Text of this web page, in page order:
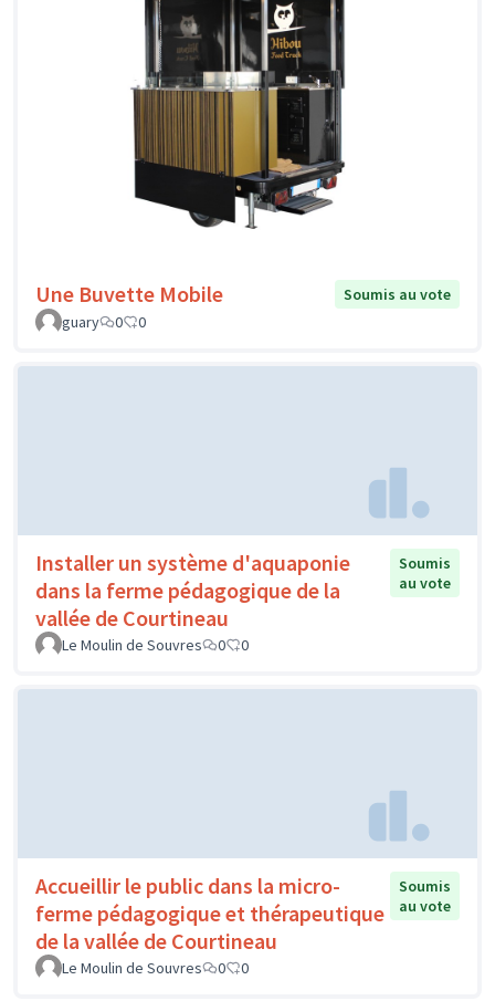
Une Buvette Mobile
Soumis au vote
guary
0 0
Installer un système d'aquaponie
dans la ferme pédagogique de la
vallée de Courtineau
Soumis
au vote
Le Moulin de Souvres 0 0
Accueillir le public dans la micro-
ferme pédagogique et thérapeutique
de la vallée de Courtineau
Soumis
au vote
Le Moulin de Souvres 0 0